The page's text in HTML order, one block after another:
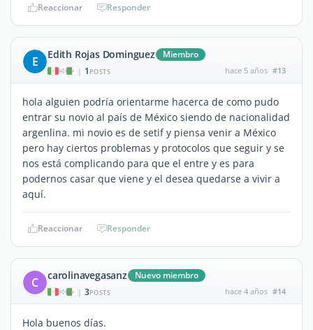
Reaccionar Responder
E Edith Rojas Dominguez Miembro
| 1 POSTS hace 5 años #13
hola alguien podría orientarme hacerca de como pudo
entrar su novio al país de México siendo de nacionalidad
argenlina. mi novio es de setif y piensa venir a México
pero hay ciertos problemas y protocolos que seguir y se
nos está complicando para que el entre y es para
podernos casar que viene y el desea quedarse a vivir a
aquí.
Reaccionar Responder
C carolinavegasanz Nuevo miembro
| 3POSTS hace 4 años #14
Hola buenos días.